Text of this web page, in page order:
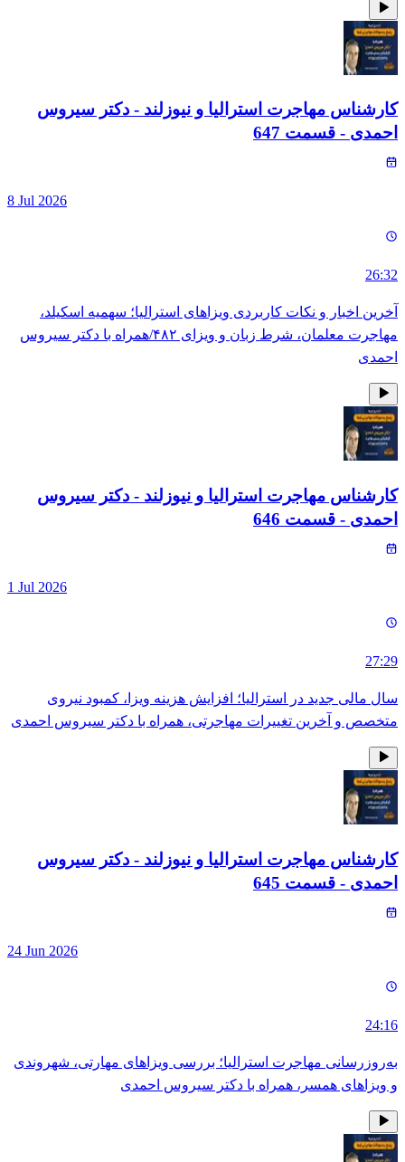
کارشناس مهاجرت استرالیا و نیوزلند - دکتر سیروس
احمدی - قسمت 647
8 Jul 2026
26:32
آخرین اخبار و نکات کاربردی ویزاهای استرالیا؛ سهمیه اسکیلد،
مهاجرت معلمان، شرط زبان و ویزای ۴۸۲/همراه با دکتر سیروس
احمدی
کارشناس مهاجرت استرالیا و نیوزلند - دکتر سیروس
احمدی - قسمت 646
1 Jul 2026
27:29
سال مالی جدید در استرالیا؛ افزایش هزینه ویزا، کمبود نیروی
متخصص و آخرین تغییرات مهاجرتی، همراه با دکتر سیروس احمدی
کارشناس مهاجرت استرالیا و نیوزلند - دکتر سیروس
احمدی - قسمت 645
24 Jun 2026
24:16
به‌روزرسانی مهاجرت استرالیا؛ بررسی ویزاهای مهارتی، شهروندی
و ویزاهای همسر، همراه با دکتر سیروس احمدی